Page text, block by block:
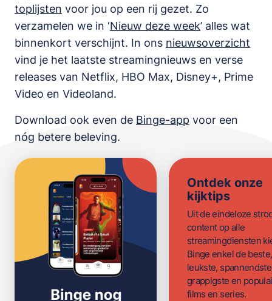
toplijsten voor jou op een rij gezet. Zo
verzamelen we in ‘Nieuw deze week’ alles wat
binnenkort verschijnt. In ons nieuwsoverzicht
vind je het laatste streamingnieuws en verse
releases van Netflix, HBO Max, Disney+, Prime
Video en Videoland.
Download ook even de Binge-app voor een
nóg betere beleving.
Ontdek onze
kijktips
Uit de eindeloze
content op alle
streamingdiensten
Binge enkel de beste,
leukste,
grappigste en
films en series.